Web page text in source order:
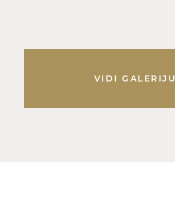
VIDI GALERIJU